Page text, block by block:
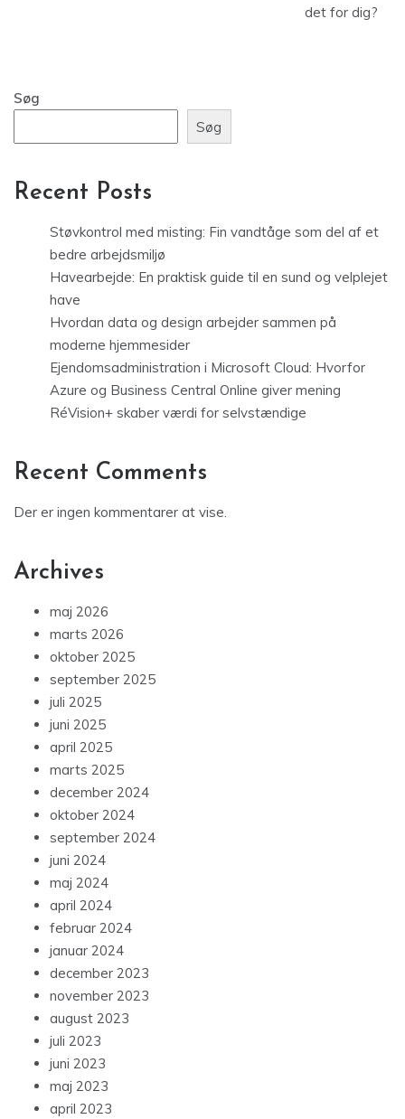
det for dig?
Søg
Søg
Recent Posts
Støvkontrol med misting: Fin vandtåge som del af et
bedre arbejdsmiljø
Havearbejde: En praktisk guide til en sund og velplejet
have
Hvordan data og design arbejder sammen på
moderne hjemmesider
Ejendomsadministration i Microsoft Cloud: Hvorfor
Azure og Business Central Online giver mening
RéVision+ skaber værdi for selvstændige
Recent Comments
Der er ingen kommentarer at vise.
Archives
maj 2026
marts 2026
oktober 2025
september 2025
juli 2025
juni 2025
april 2025
marts 2025
december 2024
oktober 2024
september 2024
juni 2024
maj 2024
april 2024
februar 2024
januar 2024
december 2023
november 2023
august 2023
juli 2023
juni 2023
maj 2023
april 2023